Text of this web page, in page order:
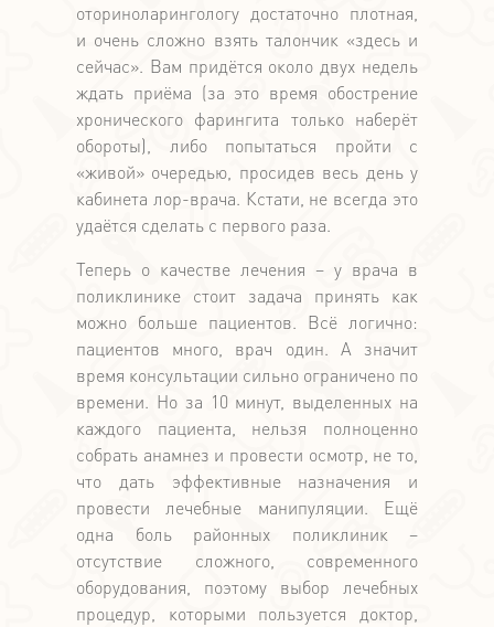
оториноларингологу достаточно плотная,
и очень сложно взять талончик «здесь и
сейчас». Вам придётся около двух недель
ждать приёма (за это время обострение
хронического фарингита только наберёт
обороты), либо попытаться пройти с
«живой» очередью, просидев весь день у
кабинета лор-врача. Кстати, не всегда это
удаётся сделать с первого раза.
Теперь о качестве лечения – у врача в
поликлинике стоит задача принять как
можно больше пациентов. Всё логично:
пациентов много, врач один. А значит
время консультации сильно ограничено по
времени. Но за 10 минут, выделенных на
каждого пациента, нельзя полноценно
собрать анамнез и провести осмотр, не то,
что дать эффективные назначения и
провести лечебные манипуляции. Ещё
одна боль районных поликлиник –
отсутствие сложного, современного
оборудования, поэтому выбор лечебных
процедур, которыми пользуется доктор,